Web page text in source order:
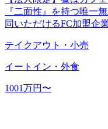
『二面性』を持つ唯一
同いただけるFC加盟企
テイクアウト・小売
イートイン・外食
1001万円〜